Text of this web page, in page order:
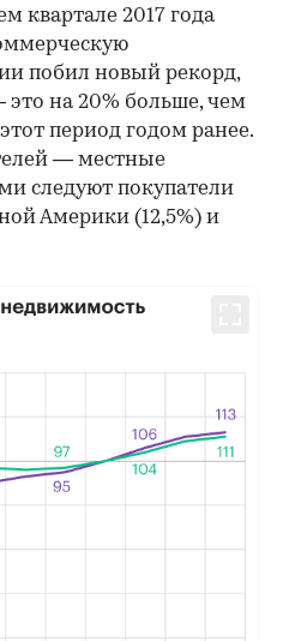
квартале 2017 года
побил новый рекорд,
на 20% больше, чем
период годом ранее.
— местные
следуют покупатели
Америки (12,5%) и